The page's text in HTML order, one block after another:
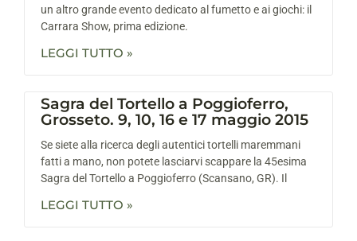
un altro grande evento dedicato al fumetto e ai giochi: il
Carrara Show, prima edizione.
LEGGI TUTTO »
Sagra del Tortello a Poggioferro,
Grosseto. 9, 10, 16 e 17 maggio 2015
Se siete alla ricerca degli autentici tortelli maremmani
fatti a mano, non potete lasciarvi scappare la 45esima
Sagra del Tortello a Poggioferro (Scansano, GR). Il
LEGGI TUTTO »